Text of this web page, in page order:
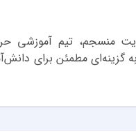
منسجم، تیم آموزشی
گزینه‌ای مطمئن برای